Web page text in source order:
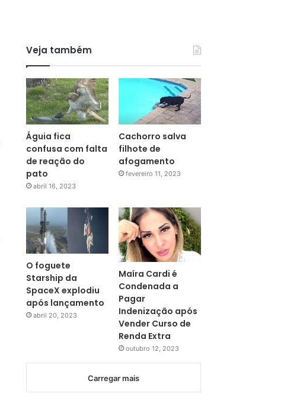
Veja também
Águia fica
confusa com falta
de reação do
pato
abril 16, 2023
Cachorro salva
filhote de
afogamento
fevereiro 11, 2023
O foguete
Starship da
SpaceX explodiu
após lançamento
abril 20, 2023
Maíra Cardi é
Condenada a
Pagar
Indenização após
Vender Curso de
Renda Extra
outubro 12, 2023
Carregar mais